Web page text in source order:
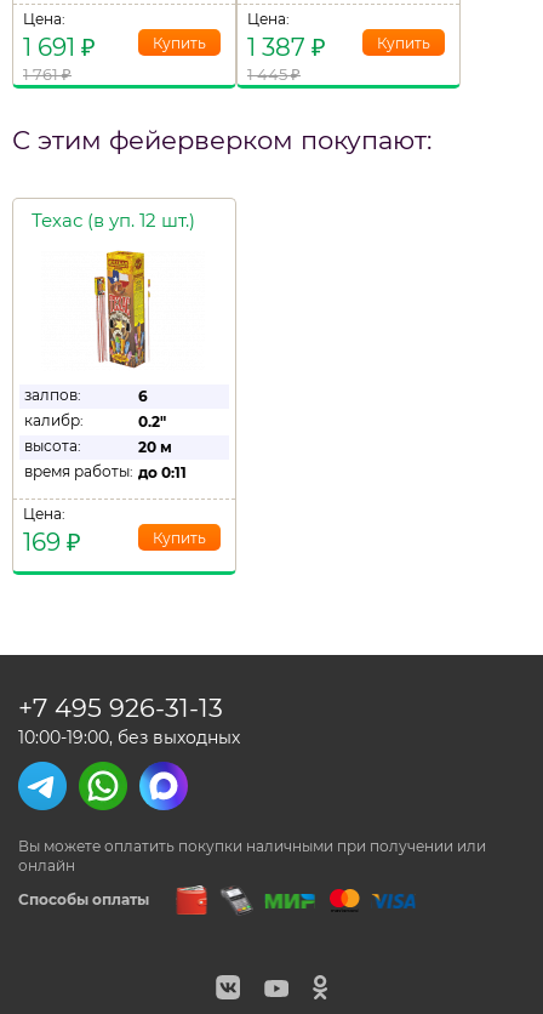
Цена:
1 691 ₽
1 761₽
Цена:
1 387 ₽
1 445₽
С этим фейерверком покупают:
Техас (в уп. 12 шт.)
залпов:
6
калибр:
0.2"
высота:
20 м
время работы: до 0:11
Цена:
169 ₽
Способы оплаты
Вы можете оплатить покупки наличными при получении или
онлайн
+7 495 926-31-13
10:00-19:00, без выходных